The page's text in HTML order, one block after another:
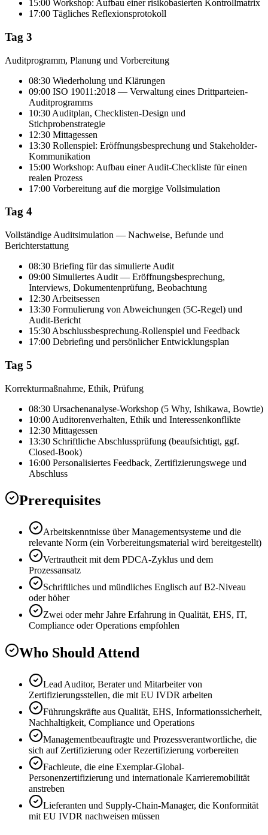
15:00 Workshop: Aufbau einer risikobasierten Kontrollmatrix
17:00 Tägliches Reflexionsprotokoll
Tag 3
Auditprogramm, Planung und Vorbereitung
08:30 Wiederholung und Klärungen
09:00 ISO 19011:2018 — Verwaltung eines Drittparteien-
Auditprogramms
10:30 Auditplan, Checklisten-Design und
Stichprobenstrategie
12:30 Mittagessen
13:30 Rollenspiel: Eröffnungsbesprechung und Stakeholder-
Kommunikation
15:00 Workshop: Aufbau einer Audit-Checkliste für einen
realen Prozess
17:00 Vorbereitung auf die morgige Vollsimulation
Tag 4
Vollständige Auditsimulation — Nachweise, Befunde und
Berichterstattung
08:30 Briefing für das simulierte Audit
09:00 Simuliertes Audit — Eröffnungsbesprechung,
Interviews, Dokumentenprüfung, Beobachtung
12:30 Arbeitsessen
13:30 Formulierung von Abweichungen (5C-Regel) und
Audit-Bericht
15:30 Abschlussbesprechung-Rollenspiel und Feedback
17:00 Debriefing und persönlicher Entwicklungsplan
Tag 5
Korrekturmaßnahme, Ethik, Prüfung
08:30 Ursachenanalyse-Workshop (5 Why, Ishikawa, Bowtie)
10:00 Auditorenverhalten, Ethik und Interessenkonflikte
12:30 Mittagessen
13:30 Schriftliche Abschlussprüfung (beaufsichtigt, ggf.
Closed-Book)
16:00 Personalisiertes Feedback, Zertifizierungswege und
Abschluss
Prerequisites
Arbeitskenntnisse über Managementsysteme und die
relevante Norm (ein Vorbereitungsmaterial wird bereitgestellt)
Vertrautheit mit dem PDCA-Zyklus und dem
Prozessansatz
Schriftliches und mündliches Englisch auf B2-Niveau
oder höher
Zwei oder mehr Jahre Erfahrung in Qualität, EHS, IT,
Compliance oder Operations empfohlen
Who Should Attend
Lead Auditor, Berater und Mitarbeiter von
Zertifizierungsstellen, die mit EU IVDR arbeiten
Führungskräfte aus Qualität, EHS, Informationssicherheit,
Nachhaltigkeit, Compliance und Operations
Managementbeauftragte und Prozessverantwortliche, die
sich auf Zertifizierung oder Rezertifizierung vorbereiten
Fachleute, die eine Exemplar-Global-
Personenzertifizierung und internationale Karrieremobilität
anstreben
Lieferanten und Supply-Chain-Manager, die Konformität
mit EU IVDR nachweisen müssen